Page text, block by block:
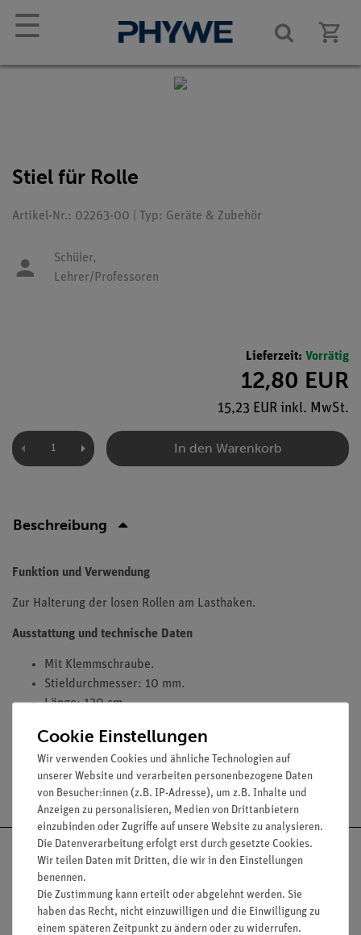
☰
Stiel für Rolle
Artikel-Nr.: 02263-00 | Typ: Geräte & Zubehör
Schüler,
Lehrer/Professoren
Lieferzeit: Vorrätig
12,80 EUR
15,23 EUR inkl. MwSt.
In den Warenkorb
Beschreibung
Funktion und Verwendung
Zur Halterung der losen Rollen am Lasthaken.
Ausstattung und technische Daten
Mit Klemmschraube.
Stieldurchmesser: 10 mm.
Länge: 120 cm.
Versandkostenfrei ab 300,- €
Nach oben
Cookie Einstellungen
Wir verwenden Cookies und ähnliche Technologien auf
unserer Website und verarbeiten personenbezogene Daten
von Besucher:innen (z.B. IP-Adresse), um z.B. Inhalte und
Anzeigen zu personalisieren, Medien von Drittanbietern
einzubinden oder Zugriffe auf unsere Website zu analysieren.
Die Datenverarbeitung erfolgt erst durch gesetzte Cookies.
Wir teilen Daten mit Dritten, die wir in den Einstellungen
benennen.
Die Zustimmung kann erteilt oder abgelehnt werden. Sie
haben das Recht, nicht einzuwilligen und die Einwilligung zu
einem späteren Zeitpunkt zu ändern oder zu widerrufen.